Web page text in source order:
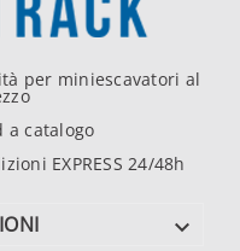
per miniescavatori al
a catalogo
EXPRESS 24/48h
